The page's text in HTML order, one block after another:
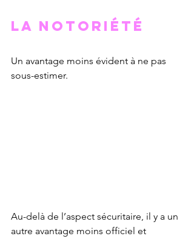
La notoriété
Un avantage moins évident à ne pas
sous-estimer.
Au-delà de l’aspect sécuritaire, il y a un
autre avantage moins officiel et